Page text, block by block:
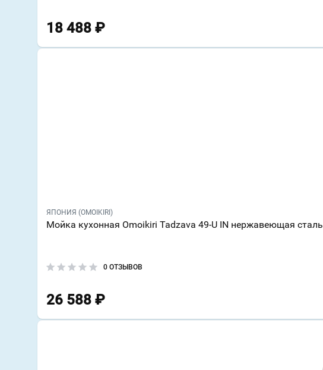
18 488 ₽
ЯПОНИЯ (OMOIKIRI)
Мойка кухонная Omoikiri Tadzava 49-U IN нержавеющая сталь
0 ОТЗЫВОВ
26 588 ₽